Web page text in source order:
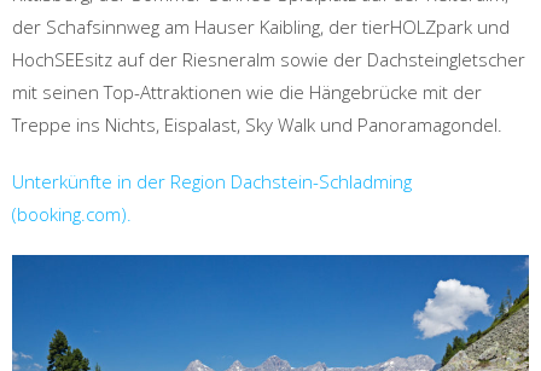
der Schafsinnweg am Hauser Kaibling, der tierHOLZpark und
HochSEEsitz auf der Riesneralm sowie der Dachsteingletscher
mit seinen Top-Attraktionen wie die Hängebrücke mit der
Treppe ins Nichts, Eispalast, Sky Walk und Panoramagondel.
Unterkünfte in der Region Dachstein-Schladming
(booking.com).